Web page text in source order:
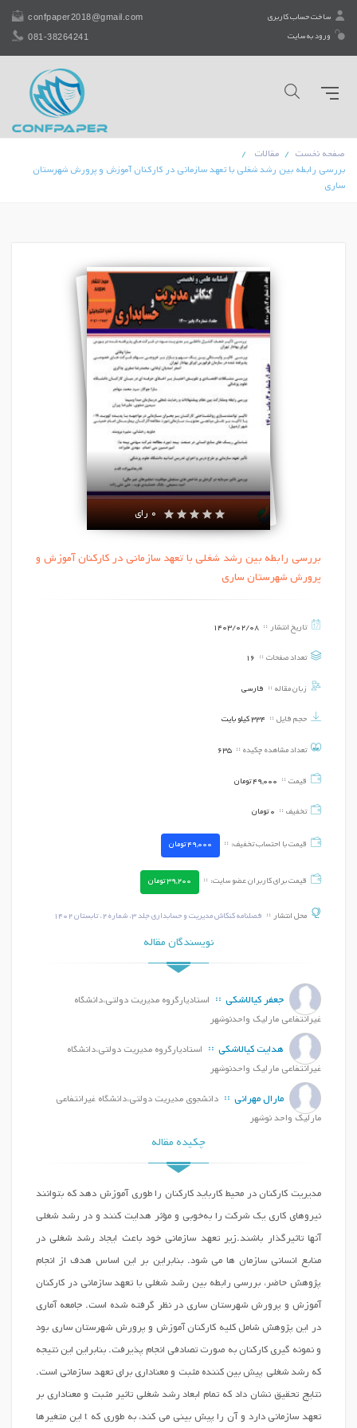
ساخت حساب کاربری
ورود به سایت
confpaper2018@gmail.com
081-38264241
صفحه نخست
مقالات
بررسی رابطه بین رشد شغلی با تعهد سازمانی در کارکنان آموزش و پرورش شهرستان
ساری
0 رای
بررسی رابطه بین رشد شغلی با تعهد سازمانی در کارکنان آموزش و
پرورش شهرستان ساری
تاریخ انتشار 1403/02/08
تعداد صفحات 16
زبان مقاله فارسی
حجم فایل 334 کیلو بایت
تعداد مشاهده چکیده 635
قیمت 49,000تومان
تخفیف 0 تومان
قیمت با احتساب تخفیف: 49,000تومان
قیمت برای کاربران عضو سایت: 39,200تومان
محل انتشار فصلنامه کنکاش مدیریت و حسابداری جلد ۳، شماره ۲، تابستان ۱۴۰۲
نویسندگان مقاله
جعفر کیالاشکی استادیارگروه مدیریت دولتی،دانشگاه
غیرانتفاعی مارلیک واحدنوشهر
هدایت کیالاشکی استادیارگروه مدیریت دولتی،دانشگاه
غیرانتفاعی مارلیک واحدنوشهر
مارال مهرانی دانشجوی مدیریت دولتی،دانشگاه غیرانتفاعی
مارلیک واحد نوشهر
چکیده مقاله
مدیریت کارکنان در محیط کارباید کارکنان را طوری آموزش ‌دهد که بتوانند
نیروهای کاری یک شرکت را به‌خوبی و مؤثر هدایت کنند و در رشد شغلی
آنها تاثیرگذار باشند.زیر تعهد سازمانی خود باعث ایجاد رشد شغلی در
منابع انسانی سازمان ها می شود. بنابراین بر این اساس هدف از انجام
پژوهش حاضر، بررسی رابطه بین رشد شغلی با تعهد سازمانی در کارکنان
آموزش و پرورش شهرستان ساری در نظر گرفته شده است. جامعه آماری
در این پژوهش شامل کلیه کارکنان آموزش و پرورش شهرستان ساری بود
و نمونه گیری کارکنان به صورت تصادفی انجام پذیرفت. بنابراین این نتیجه
که رشد شغلی پیش بین کننده مثبت و معناداری برای تعهد سازمانی است.
نتایج تحقیق نشان داد که تمام ابعاد رشد شغلی تاثیر مثبت و معناداری بر
تعهد سازمانی دارد و آن را پیش بینی می کند، به طوری که t این متغیرها